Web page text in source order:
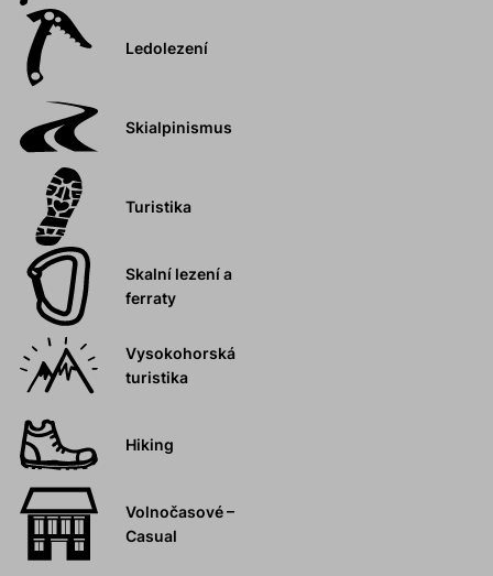
Ledolezení
Skialpinismus
Turistika
Skalní lezení a
ferraty
Vysokohorská
turistika
Hiking
Volnočasové –
Casual